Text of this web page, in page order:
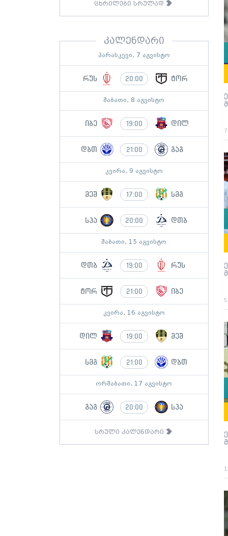
ცხრილები სრულად
კალენდარი
პარასკევი, 7 აგვისტო
რუს 20:00 ტორ
შაბათი, 8 აგვისტო
იბე 19:00 დილ
დბთ 21:00 გაგ
კვირა, 9 აგვისტო
მეშ 17:00 სმგ
სპა 20:00 დთბ
შაბათი, 15 აგვისტო
დთბ 19:00 რუს
ტორ 21:00 იბე
კვირა, 16 აგვისტო
დილ 19:00 მეშ
სმგ 21:00 დბთ
ორშაბათი, 17 აგვისტო
გაგ 20:00 სპა
სრული კალენდარი
5